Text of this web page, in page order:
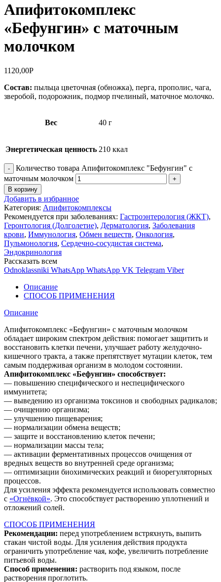
Апифитокомплекс
«Бефунгин» с маточным
молочком
1120,00Р
Состав: пыльца цветочная (обножка), перга, прополис, чага,
зверобой, подорожник, подмор пчелиный, маточное молочко.
Вес 40 г
Энергетическая ценность 210 ккал
Количество товара Апифитокомплекс "Бефунгин" с
маточным молочком
В корзину
Добавить в избранное
Категория: Апифитокомплексы
Рекомендуется при заболеваниях: Гастроэнтерология (ЖКТ),
Геронтология (Долголетие), Дерматология, Заболевания
крови, Иммунология, Обмен веществ, Онкология,
Пульмонология, Сердечно-сосудистая система,
Эндокринология
Рассказать всем
Odnoklassniki WhatsApp WhatsApp VK Telegram Viber
Описание
СПОСОБ ПРИМЕНЕНИЯ
Описание
Апифитокомплекс «Бефунгин» с маточным молочком
обладает широким спектром действия: помогает защитить и
восстановить клетки печени, улучшает работу желудочно-
кишечного тракта, а также препятствует мутации клеток, тем
самым поддерживая организм в молодом состоянии.
Апифитокомплекс «Бефунгин» способствует:
— повышению специфического и неспецифического
иммунитета;
— выведению из организма токсинов и свободных радикалов;
— очищению организма;
— улучшению пищеварения;
— нормализации обмена веществ;
— защите и восстановлению клеток печени;
— нормализации массы тела;
— активации ферментативных процессов очищения от
вредных веществ во внутренней среде организма;
— оптимизации биохимических реакций и биорегуляторных
процессов.
Для усиления эффекта рекомендуется использовать совместно
с «Огнёвкой». Это способствует растворению уплотнений и
отложений солей.
СПОСОБ ПРИМЕНЕНИЯ
Рекомендации: перед употреблением встряхнуть, выпить
стакан чистой воды. Для усиления действия продукта
ограничить употребление чая, кофе, увеличить потребление
питьевой воды.
Способ применения: растворить под языком, после
растворения проглотить.